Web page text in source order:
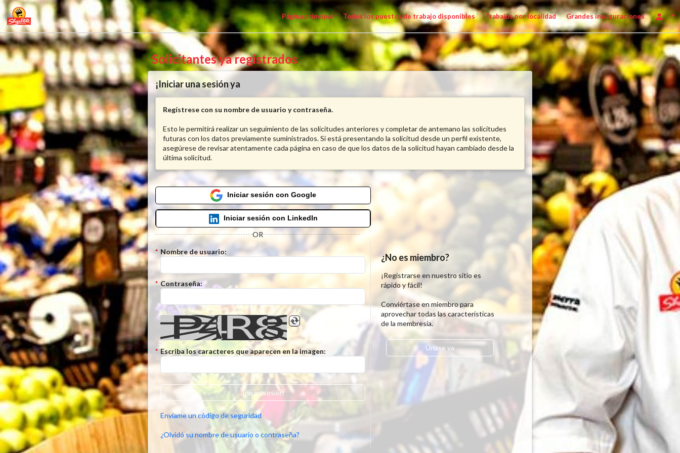
Página principal Todos los puestos de trabajo disponibles Trabajos por localidad Grandes inauguraciones
Solicitantes ya registrados
¡Iniciar una sesión ya
Regístrese con su nombre de usuario y contraseña.
Esto le permitirá realizar un seguimiento de las solicitudes anteriores y completar de antemano las solicitudes
futuras con los datos previamente suministrados. Si está presentando la solicitud desde un perfil existente,
asegúrese de revisar atentamente cada página en caso de que los datos de la solicitud hayan cambiado desde la
última solicitud.
Iniciar sesión con Google
Iniciar sesión con LinkedIn
OR
* Nombre de usuario:
* Contraseña:
* Escriba los caracteres que aparecen en la imagen:
Iniciar sesión
Envíame un código de seguridad
¿Olvidó su nombre de usuario o contraseña?
¿No es miembro?
¡Registrarse en nuestro sitio es
rápido y fácil!
Conviértase en miembro para
aprovechar todas las características
de la membresía.
Únase ya